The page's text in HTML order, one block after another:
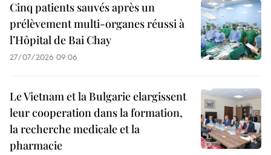
Cinq patients sauvés après un
prélèvement multi-organes réussi à
l’Hôpital de Bai Chay
27/07/2026 09:06
Le Vietnam et la Bulgarie elargissent
leur cooperation dans la formation,
la recherche medicale et la
pharmacie